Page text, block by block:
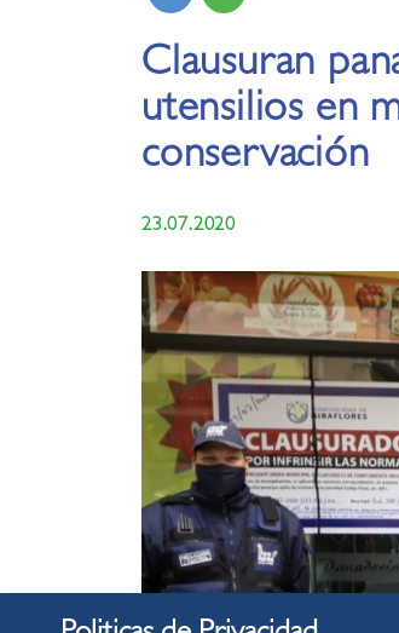
Clausuran
utensilios en
conservación
23.07.2020